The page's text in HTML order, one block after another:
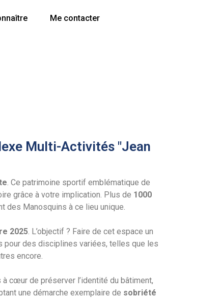
Me contacter
Multi-Activités "Jean
. Ce patrimoine sportif emblématique de
grâce à votre implication. Plus de 1000
des Manosquins à ce lieu unique.
2025. L’objectif ? Faire de cet espace un
pour des disciplines variées, telles que les
encore.
cœur de préserver l’identité du bâtiment,
une démarche exemplaire de sobriété